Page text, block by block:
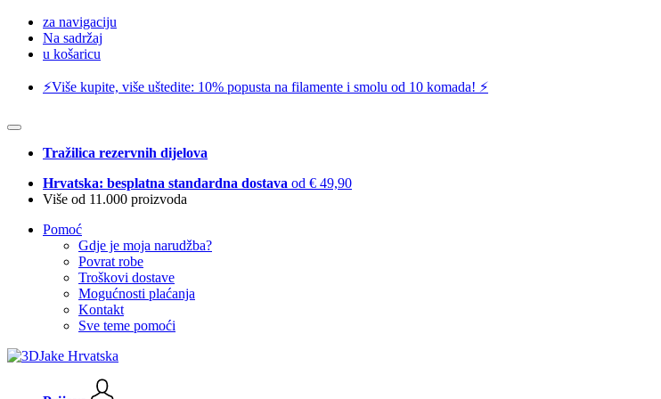
za navigaciju
Na sadržaj
u košaricu
⚡️Više kupite, više uštedite: 10% popusta na filamente i smolu od 10 komada! ⚡️
Tražilica rezervnih dijelova
Hrvatska: besplatna standardna dostava od € 49,90
Više od 11.000 proizvoda
Pomoć
Gdje je moja narudžba?
Povrat robe
Troškovi dostave
Mogućnosti plaćanja
Kontakt
Sve teme pomoći